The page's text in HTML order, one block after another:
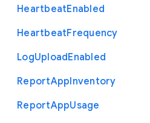
HeartbeatEnabled
HeartbeatFrequency
LogUploadEnabled
ReportAppInventory
ReportAppUsage